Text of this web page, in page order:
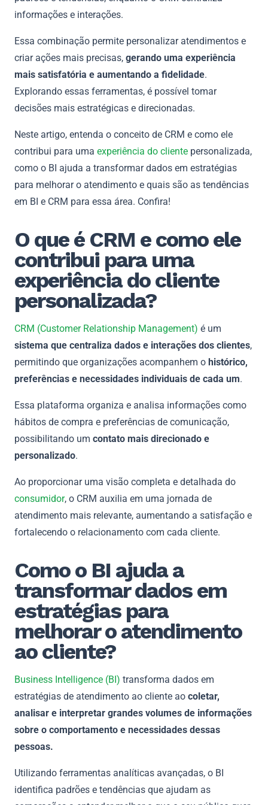
informações e interações.
Essa combinação permite personalizar atendimentos e
criar ações mais precisas, gerando uma experiência
mais satisfatória e aumentando a fidelidade.
Explorando essas ferramentas, é possível tomar
decisões mais estratégicas e direcionadas.
Neste artigo, entenda o conceito de CRM e como ele
contribui para uma experiência do cliente personalizada,
como o BI ajuda a transformar dados em estratégias
para melhorar o atendimento e quais são as tendências
em BI e CRM para essa área. Confira!
O que é CRM e como ele
contribui para uma
experiência do cliente
personalizada?
CRM (Customer Relationship Management) é um
sistema que centraliza dados e interações dos clientes,
permitindo que organizações acompanhem o histórico,
preferências e necessidades individuais de cada um.
Essa plataforma organiza e analisa informações como
hábitos de compra e preferências de comunicação,
possibilitando um contato mais direcionado e
personalizado.
Ao proporcionar uma visão completa e detalhada do
consumidor, o CRM auxilia em uma jornada de
atendimento mais relevante, aumentando a satisfação e
fortalecendo o relacionamento com cada cliente.
Como o BI ajuda a
transformar dados em
estratégias para
melhorar o atendimento
ao cliente?
Business Intelligence (BI) transforma dados em
estratégias de atendimento ao cliente ao coletar,
analisar e interpretar grandes volumes de informações
sobre o comportamento e necessidades dessas
pessoas.
Utilizando ferramentas analíticas avançadas, o BI
identifica padrões e tendências que ajudam as